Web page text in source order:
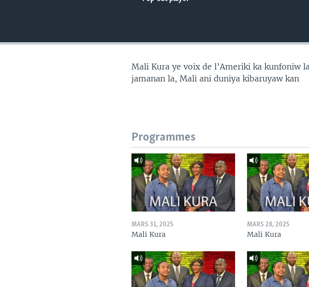
Mali Kura ye voix de l’Ameriki ka kunfoniw
jamanan la, Mali ani duniya kibaruyaw kan
Programmes
MARS 31, 2025
Mali Kura
MARS 28, 2025
Mali Kura